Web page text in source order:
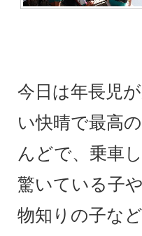
今日は年長児
い快晴で最高
んどで、乗車
驚いている子
物知りの子な